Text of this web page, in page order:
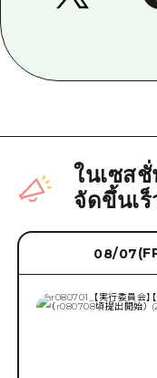
ในเซส
จัดขึ้นเ
08/07